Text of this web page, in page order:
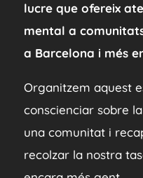
lucre que ofereix
mental a
a Barcelona i més
Organitzem aquest
conscienciar sobre
una comunitat i
recolzar la nostra